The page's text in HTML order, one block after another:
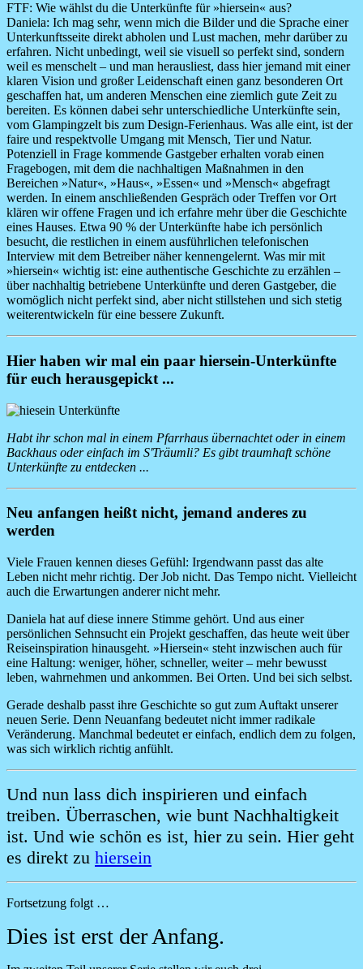
FTF: Wie wählst du die Unterkünfte für »hiersein« aus?
Daniela: Ich mag sehr, wenn mich die Bilder und die Sprache einer
Unterkunftsseite direkt abholen und Lust machen, mehr darüber zu
erfahren. Nicht unbedingt, weil sie visuell so perfekt sind, sondern
weil es menschelt – und man herausliest, dass hier jemand mit einer
klaren Vision und großer Leidenschaft einen ganz besonderen Ort
geschaffen hat, um anderen Menschen eine ziemlich gute Zeit zu
bereiten. Es können dabei sehr unterschiedliche Unterkünfte sein,
vom Glampingzelt bis zum Design-Ferienhaus. Was alle eint, ist der
faire und respektvolle Umgang mit Mensch, Tier und Natur.
Potenziell in Frage kommende Gastgeber erhalten vorab einen
Fragebogen, mit dem die nachhaltigen Maßnahmen in den
Bereichen »Natur«, »Haus«, »Essen« und »Mensch« abgefragt
werden. In einem anschließenden Gespräch oder Treffen vor Ort
klären wir offene Fragen und ich erfahre mehr über die Geschichte
eines Hauses. Etwa 90 % der Unterkünfte habe ich persönlich
besucht, die restlichen in einem ausführlichen telefonischen
Interview mit dem Betreiber näher kennengelernt. Was mir mit
»hiersein« wichtig ist: eine authentische Geschichte zu erzählen –
über nachhaltig betriebene Unterkünfte und deren Gastgeber, die
womöglich nicht perfekt sind, aber nicht stillstehen und sich stetig
weiterentwickeln für eine bessere Zukunft.
Hier haben wir mal ein paar hiersein-Unterkünfte
für euch herausgepickt ...
Image
Habt ihr schon mal in einem Pfarrhaus übernachtet oder in einem
Backhaus oder einfach im S'Träumli? Es gibt traumhaft schöne
Unterkünfte zu entdecken ...
Neu anfangen heißt nicht, jemand anderes zu
werden
Viele Frauen kennen dieses Gefühl: Irgendwann passt das alte
Leben nicht mehr richtig. Der Job nicht. Das Tempo nicht. Vielleicht
auch die Erwartungen anderer nicht mehr.
Daniela hat auf diese innere Stimme gehört. Und aus einer
persönlichen Sehnsucht ein Projekt geschaffen, das heute weit über
Reiseinspiration hinausgeht. »Hiersein« steht inzwischen auch für
eine Haltung: weniger, höher, schneller, weiter – mehr bewusst
leben, wahrnehmen und ankommen. Bei Orten. Und bei sich selbst.
Gerade deshalb passt ihre Geschichte so gut zum Auftakt unserer
neuen Serie. Denn Neuanfang bedeutet nicht immer radikale
Veränderung. Manchmal bedeutet er einfach, endlich dem zu folgen,
was sich wirklich richtig anfühlt.
Und nun lass dich inspirieren und einfach
treiben. Überraschen, wie bunt Nachhaltigkeit
ist. Und wie schön es ist, hier zu sein. Hier geht
es direkt zu hiersein
Fortsetzung folgt …
Dies ist erst der Anfang.